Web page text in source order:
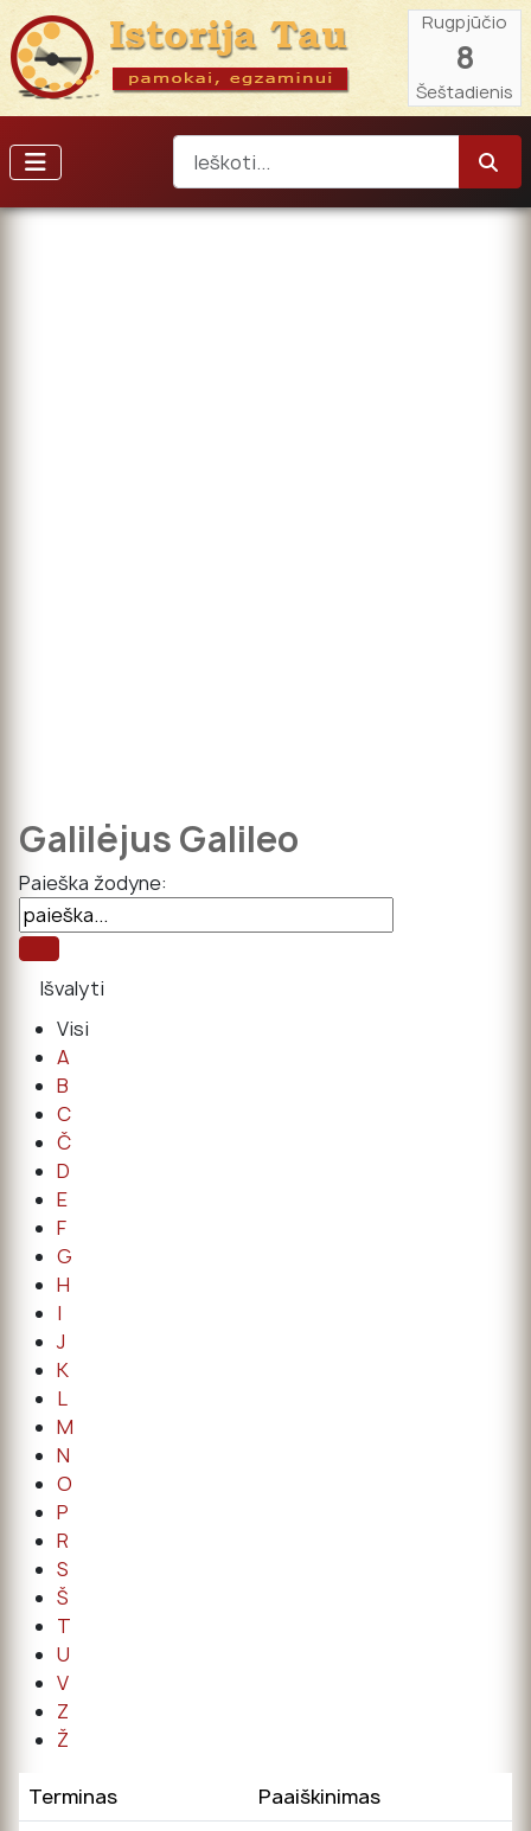
Rugpjūčio
8
Šeštadienis
Galilėjus Galileo
Paieška žodyne:
Visi
A
B
C
Č
D
E
F
G
H
I
J
K
L
M
N
O
P
R
S
Š
T
U
V
Z
Ž
Terminas
Paaiškinimas